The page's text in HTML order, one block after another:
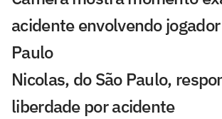
acidente envolvendo
Paulo
Nicolas, do São Paulo,
liberdade por acidente